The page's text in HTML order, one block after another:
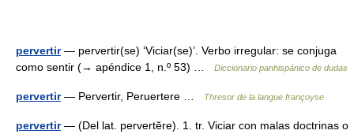
pervertir— pervertir(se) ‘Viciar(se)’. Verbo irregular: se conjuga
como sentir (→ apéndice 1, n.º 53) …
Diccionario panhispánico de dudas
pervertir— Pervertir, Peruertere … Thresor de la langue françoyse
pervertir— (Del lat. pervertĕre). 1. tr. Viciar con malas doctrinas o